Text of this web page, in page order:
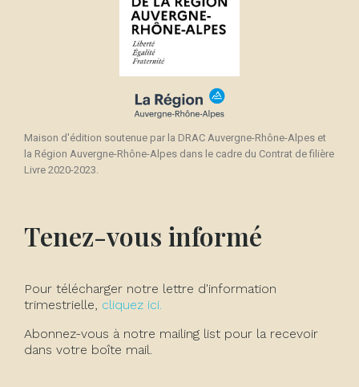
Maison d'édition soutenue par la DRAC Auvergne-Rhône-Alpes et
la Région Auvergne-Rhône-Alpes dans le cadre du Contrat de filière
Livre 2020-2023.
Tenez-vous informé
Pour télécharger notre lettre d'information
trimestrielle, cliquez ici.
Abonnez-vous à notre mailing list pour la recevoir
dans votre boîte mail.